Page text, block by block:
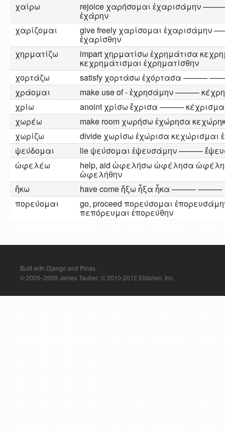
χαίρω
rejoice χαρήσομαι ἐχαρισάμην
ἐχάρην
χαρίζομαι
give freely χαρίσομαι ἐχαρισάμην
ἐχαρίσθην
χηρματίζω
impart χηρματίσω ἐχρημάτισα
κεχρημάτισμαι ἐχρηματίσθην
χορτάζω
satisfy χορτάσω ἐχόρτασα ———
χράομαι
make use of - ἐχρησάμην ———
χρίω
anoint χρίσω ἔχρισα ———
χωρέω
make room χωρήσω ἐχώρησα
χωρίζω
divide χωρίσω ἐχώρισα
ψεύδομαι
lie ψεύσομαι ἐψευσάμην ———
ὠφελέω
help, aid ὠφελήσω ὠφέλησα
ὠφελήθην
ἥκω
have come ἥξω ἧξα ἧκα ——— ———
πορεύομαι
go, proceed πορεύσομαι
πεπόρευμαι ἐπορεύθην
Built with Django and Pinax.
© 2005–2009 James Tauber; © 2010-2012 Eldarion, Inc.